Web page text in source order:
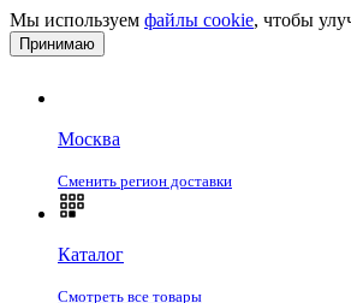
Мы используем файлы cookie, чтобы
Принимаю
Москва
Сменить регион доставки
Каталог
Смотреть все товары